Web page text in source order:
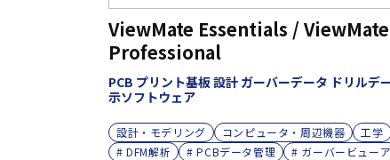
ViewMate Essentials / ViewMate
Professional
PCB プリント基板 設計 ガーバーデータ ドリルデ
示ソフトウェア
設計・モデリング コンピュータ・周辺機器
工学
# DFM解析
# PCBデータ管理
# ガーバービューア